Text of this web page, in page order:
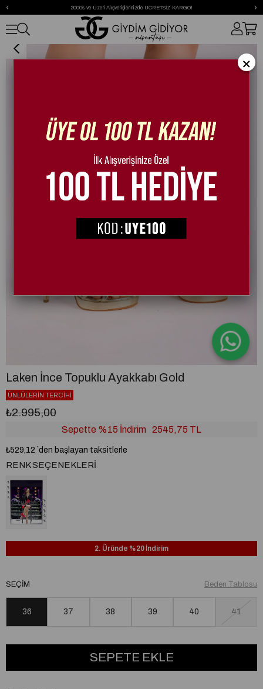
2000₺ ve Üzeri Alışverişlerinizde ÜCRETSİZ KARGO!
‹ ›
Laken İnce Topuklu Ayakkabı Gold
Laken İnce Topuklu Ayakkabı Gold
ÜNLÜLERİN TERCİHİ
₺2.995,00
Sepette %15 İndirim 2545,75 TL
₺529,12 `den başlayan taksitlerle
RENK SEÇENEKLERI
Tükendi
2. Üründe %20 İndirim
Beden Tablosu
SEÇIM
36 37 38 39 40 41
×